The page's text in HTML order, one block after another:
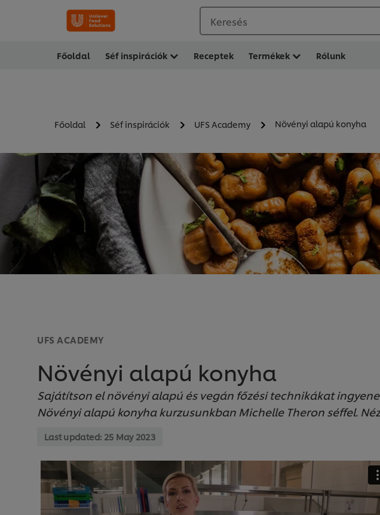
Keresés
Főoldal Séf inspirációk Receptek Termékek Rólunk
Főoldal Séf inspirációk UFS Academy Növényi alapú konyha
UFS ACADEMY
Növényi alapú konyha
Sajátítson el növényi alapú és vegán főzési technikákat
Növényi alapú konyha kurzusunkban Michelle Theron séffel.
Last updated: 25 May 2023